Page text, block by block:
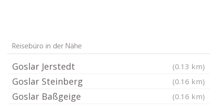
Reisebüro in der Nähe
Goslar Jerstedt (0.13 km)
Goslar Steinberg (0.16 km)
Goslar Baßgeige (0.16 km)